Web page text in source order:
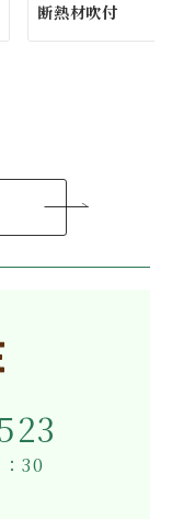
断熱材吹付
30